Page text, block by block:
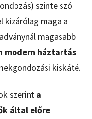
szinte szó
kizárólag maga a
magasabb
modern háztartás
kiskáté.
szerint a
által előre